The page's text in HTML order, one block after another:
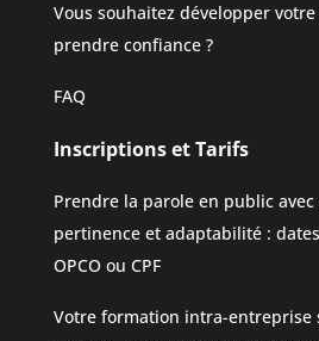
Vous souhaitez développer
prendre confiance ?
FAQ
Inscriptions et Tarifs
Prendre la parole en public avec
pertinence et adaptabilité :
OPCO ou CPF
Votre formation intra-entreprise